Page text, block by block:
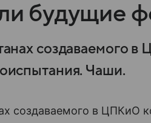
будущие
создаваемого
Чаши.
создаваемого в ЦПКиО